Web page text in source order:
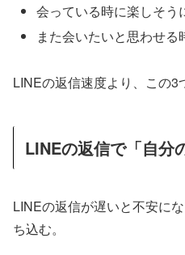
会っている時に楽しそう
また会いたいと思わせ
LINEの返信速度より、この3
LINEの返信で「自分
LINEの返信が遅いと不安に
ち込む。